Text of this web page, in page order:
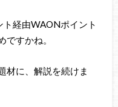
ト経由WAONポイント
すかね。
材に、解説を続けま